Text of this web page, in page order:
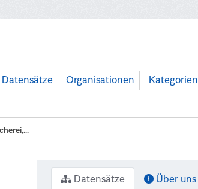
Datensätze Organisationen Kategorien
Datensätze Über uns